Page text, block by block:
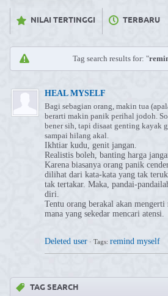
NILAI TERTINGGI TERBARU
Tag search results for: "
HEAL MYSELF
Bagi sebagian orang, makin tua
berarti makin panik perihal jodoh.
bener sih, tapi disaat genting kayak
sampai hilang akal.
Ikhtiar kudu, genit jangan.
Realistis boleh, banting harga
Karena biasanya orang panik
dilihat dari kata-kata yang tak
tak tertakar. Maka, pandai-
diri.
Tentu orang berakal akan mengerti
mana yang sekedar mencari atensi.
Deleted user · Tags: remind myself
TAG SEARCH